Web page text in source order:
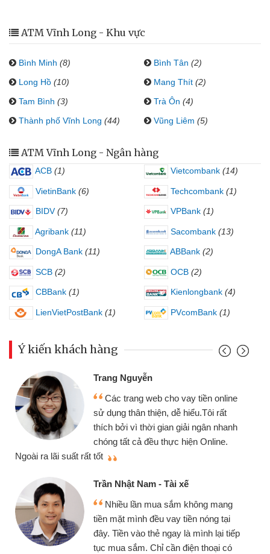
ATM Vĩnh Long - Khu vực
Bình Minh (8) Bình Tân (2)
Long Hồ (10) Mang Thít (2)
Tam Bình (3) Trà Ôn (4)
Thành phố Vĩnh Long (44) Vũng Liêm (5)
ATM Vĩnh Long - Ngân hàng
ACB (1) Vietcombank (14)
VietinBank (6) Techcombank (1)
BIDV (7) VPBank (1)
Agribank (11) Sacombank (13)
DongA Bank (11) ABBank (2)
SCB (2) OCB (2)
CBBank (1) Kienlongbank (4)
LienVietPostBank (1) PVcomBank (1)
Ý kiến khách hàng
Trang Nguyễn
Các trang web cho vay tiền online
sử dụng thân thiện, dễ hiểu.Tôi rất
thích bởi vì thời gian giải ngân nhanh
chóng tất cả đều thực hiện Online.
Ngoài ra lãi suất rất tốt
Trần Nhật Nam - Tài xế
Nhiều lần mua sắm không mang
tiền mặt mình đều vay tiền nóng tại
đây. Tiền vào thẻ ngay là mình lại tiếp
tục mua sắm. Chỉ cần điện thoại có